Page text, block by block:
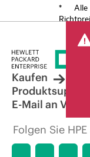
* Alle
dem
sich
Kaufen
Produktsupport
E-Mail an
Folgen Sie